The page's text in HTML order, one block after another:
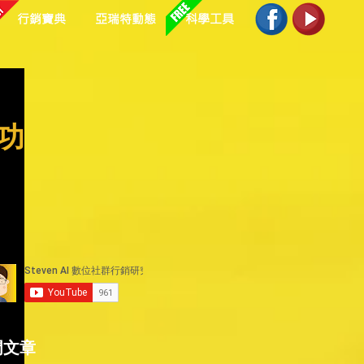
行銷寶典 亞瑞特動態 科學工具
章